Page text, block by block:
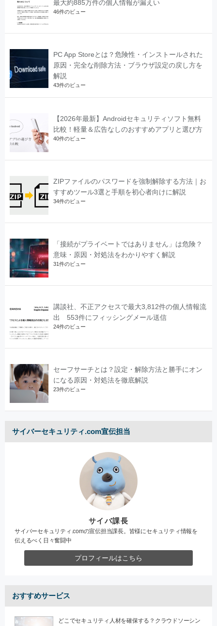
最大約885万件の個人情報が漏えい
46件のビュー
PC App Storeとは？危険性・インストールされた
原因・完全な削除方法・ブラウザ設定の戻し方を
解説
43件のビュー
【2026年最新】Androidセキュリティソフト無料
比較！軽量＆広告なしのおすすめアプリと選び方
40件のビュー
ZIPファイルのパスワードを強制解除する方法｜お
すすめツール3選と手順を初心者向けに解説
34件のビュー
「接続がプライベートではありません」は危険？
意味・原因・対処法をわかりやすく解説
31件のビュー
講談社、不正アクセスで最大3,812件の個人情報流
出 553件にフィッシングメール送信
24件のビュー
セーフサーチとは？設定・解除方法と勝手にオン
になる原因・対処法を徹底解説
23件のビュー
サイバーセキュリティ.com宣伝担当
サイバ課長
サイバーセキュリティ.comの宣伝担当課長。皆様にセキュリティ情報を
伝えるべく日々奮闘中
プロフィールはこちら
おすすめサービス
どこでセキュリティ人材を確保する？クラウドソーシン